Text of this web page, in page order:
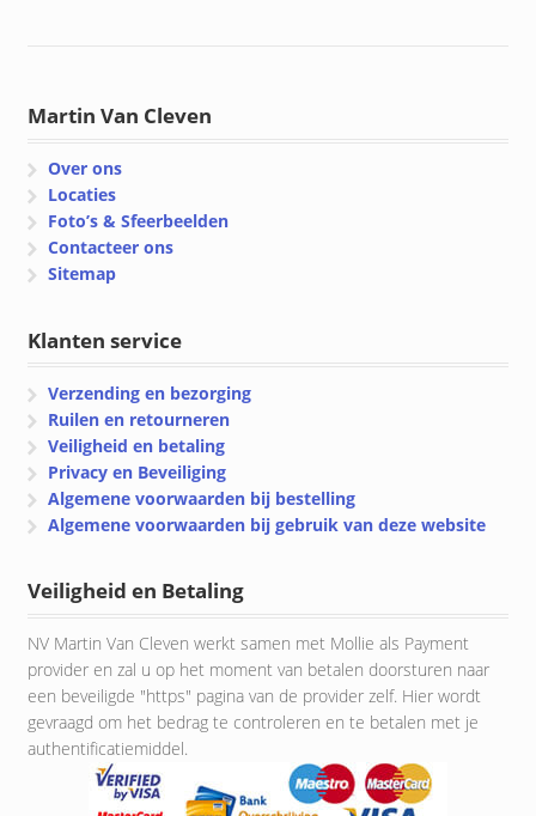
Martin Van Cleven
Over ons
Locaties
Foto’s & Sfeerbeelden
Contacteer ons
Sitemap
Klanten service
Verzending en bezorging
Ruilen en retourneren
Veiligheid en betaling
Privacy en Beveiliging
Algemene voorwaarden bij bestelling
Algemene voorwaarden bij gebruik van deze website
Veiligheid en Betaling
NV Martin Van Cleven werkt samen met Mollie als Payment
provider en zal u op het moment van betalen doorsturen naar
een beveiligde "https" pagina van de provider zelf. Hier wordt
gevraagd om het bedrag te controleren en te betalen met je
authentificatiemiddel.